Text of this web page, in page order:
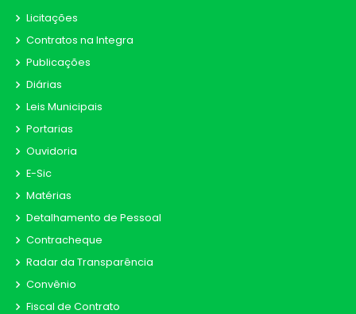
Licitações
Contratos na Integra
Publicações
Diárias
Leis Municipais
Portarias
Ouvidoria
E-Sic
Matérias
Detalhamento de Pessoal
Contracheque
Radar da Transparência
Convênio
Fiscal de Contrato